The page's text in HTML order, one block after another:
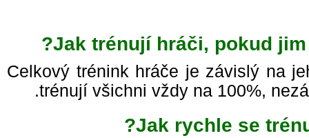
Jak trénují hráči, pokud
Celkový trénink hráče je závislý na
trénují všichni vždy na 100%,
Jak rychle se